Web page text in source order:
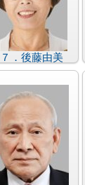
７．後藤由美